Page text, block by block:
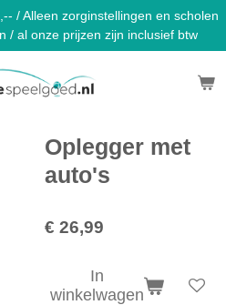
/ Alleen zorginstellingen en scholen
/ al onze prijzen zijn inclusief btw
Oplegger met
auto's
€ 26,99
In
winkelwagen